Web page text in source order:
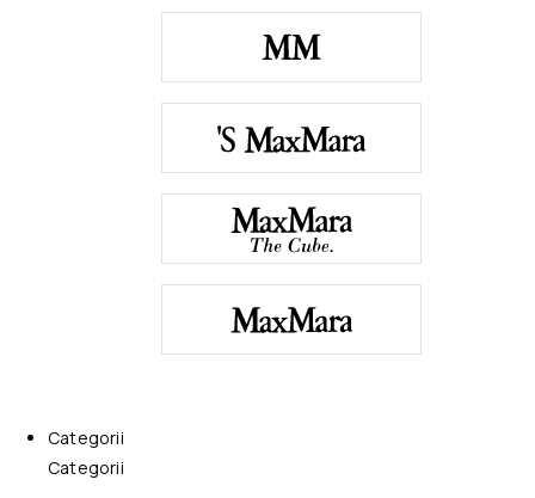
Categorii
Categorii